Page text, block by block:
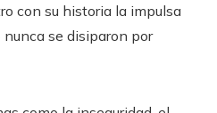
con su historia la impulsa
se disiparon por